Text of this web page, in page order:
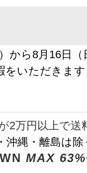
から8月16日
をいただきます
2万円以上で送
沖縄・離島は
MAX